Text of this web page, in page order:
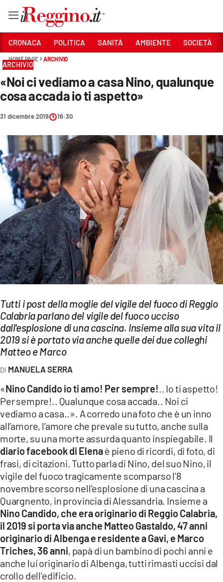
Sezioni
CRONACA
AMBIENTE
SOCIETÀ
CULTURA
ECONOMIA E LAVORO
EVENTI
SPORT
Streaming
LAC TV
LAC NETWORK
LAC ONAIR
LaC
LACPLAY.IT
LACTV.IT
LACONAIR.IT
LACITYMAG.IT
ILREGGINO.IT
COSENZACHANNEL.IT
ILVIBONESE.IT
CATANZAROCHANNEL.IT
LACAPITALENEWS.IT
CRONACA POLITICA SANITÀ AMBIENTE SOCIETÀ
HOME PAGE ARCHIVIO
ARCHIVIO
«Noi ci vediamo a casa Nino, qualunque
cosa accada io ti aspetto»
31 dicembre 2019 16:30
Tutti i post della moglie del vigile del fuoco di Reggio
Calabria parlano del vigile del fuoco ucciso
dall'esplosione di una cascina. Insieme alla sua vita il
2019 si è portato via anche quelle dei due colleghi
Matteo e Marco
MANUELA SERRA
«Nino Candido io ti amo! Per sempre! .. Io ti aspetto!
Per sempre!.. Qualunque cosa accada.. Noi ci
vediamo a casa..». A corredo una foto che è un inno
all’amore, l’amore che prevale su tutto, anche sulla
morte, su una morte assurda quanto inspiegabile. Il
diario facebook di Elenaè pieno di ricordi, di foto, di
frasi, di citazioni. Tutto parla di Nino, del suo Nino, il
vigile del fuoco tragicamente scomparso l’8
novembre scorso nell’esplosione di una cascina a
Quargnento, in provincia di Alessandria. Insieme a
Nino Candido, che era originario di Reggio Calabria,
il 2019 si porta via anche Matteo Gastaldo, 47 anni
originario di Albenga e residente a Gavi, e Marco
Triches, 36 anni, papà di un bambino di pochi anni e
anche lui originario di Albenga, tutti rimasti uccisi dal
crollo dell’edificio.